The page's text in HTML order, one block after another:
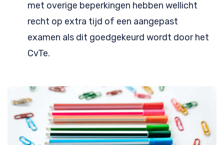
met overige beperkingen hebben wellicht
recht op extra tijd of een aangepast
examen als dit goedgekeurd wordt door het
CvTe.